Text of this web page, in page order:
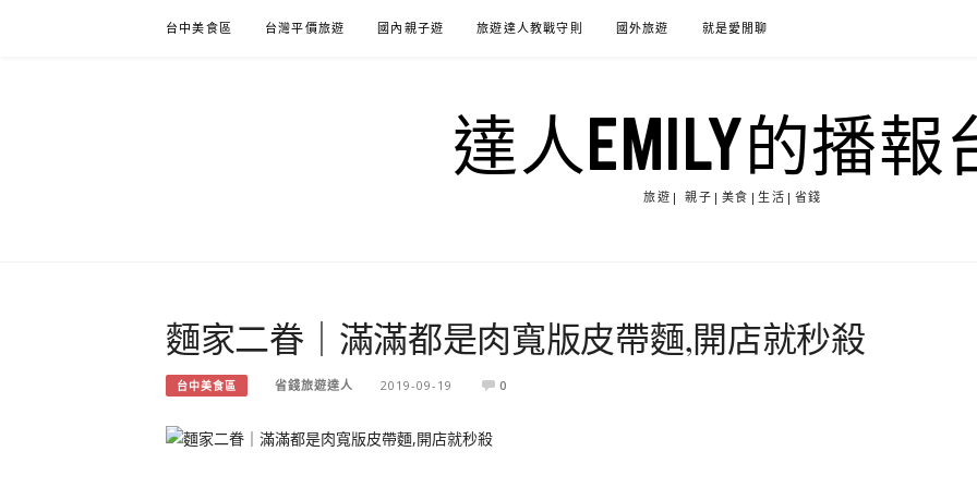
台中美食區 台灣平價旅遊 國內親子遊 旅遊達人教戰守則 國外旅遊 就是愛閒聊
達人EMILY的播報
旅遊| 親子|美食|生活|省錢
麵家二眷｜滿滿都是肉寬版皮帶麵,開店就秒殺
台中美食區 省錢旅遊達人 2019-09-19 0